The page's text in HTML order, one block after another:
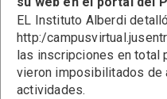
EL Instituto Alberdi
http:/
las inscripciones en total
vieron imposibilitados de
actividades.